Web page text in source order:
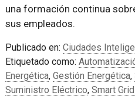
una formación continua
sus empleados.
Publicado en: Ciudades
Etiquetado como:
Energética, Gestión Energética,
Suministro Eléctrico, Smart